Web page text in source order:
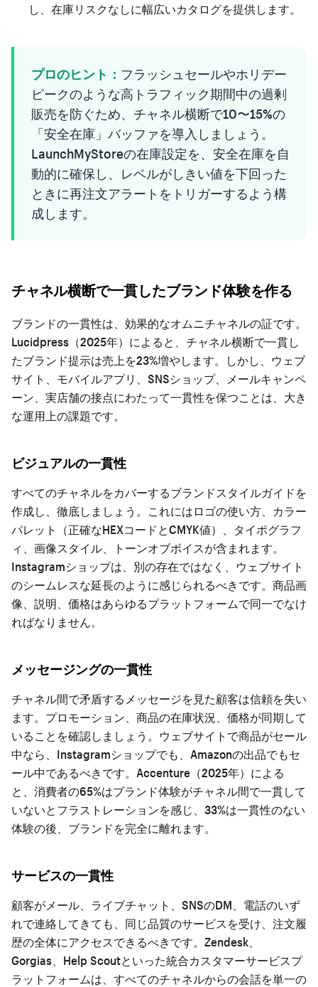
し、在庫リスクなしに幅広いカタログを提供します。
プロのヒント： フラッシュセールやホリデー
ピークのような高トラフィック期間中の過剰
販売を防ぐため、チャネル横断で10〜15%の
「安全在庫」バッファを導入しましょう。
LaunchMyStoreの在庫設定を、安全在庫を自
動的に確保し、レベルがしきい値を下回った
ときに再注文アラートをトリガーするよう構
成します。
チャネル横断で一貫したブランド体験を作る
ブランドの一貫性は、効果的なオムニチャネルの証です。
Lucidpress（2025年）によると、チャネル横断で一貫し
たブランド提示は売上を23%増やします。しかし、ウェブ
サイト、モバイルアプリ、SNSショップ、メールキャンペ
ーン、実店舗の接点にわたって一貫性を保つことは、大き
な運用上の課題です。
ビジュアルの一貫性
すべてのチャネルをカバーするブランドスタイルガイドを
作成し、徹底しましょう。これにはロゴの使い方、カラー
パレット（正確なHEXコードとCMYK値）、タイポグラフ
ィ、画像スタイル、トーンオブボイスが含まれます。
Instagramショップは、別の存在ではなく、ウェブサイト
のシームレスな延長のように感じられるべきです。商品画
像、説明、価格はあらゆるプラットフォームで同一でなけ
ればなりません。
メッセージングの一貫性
チャネル間で矛盾するメッセージを見た顧客は信頼を失い
ます。プロモーション、商品の在庫状況、価格が同期して
いることを確認しましょう。ウェブサイトで商品がセール
中なら、Instagramショップでも、Amazonの出品でもセ
ール中であるべきです。Accenture（2025年）による
と、消費者の65%はブランド体験がチャネル間で一貫して
いないとフラストレーションを感じ、33%は一貫性のない
体験の後、ブランドを完全に離れます。
サービスの一貫性
顧客がメール、ライブチャット、SNSのDM、電話のいず
れで連絡してきても、同じ品質のサービスを受け、注文履
歴の全体にアクセスできるべきです。Zendesk、
Gorgias、Help Scoutといった統合カスタマーサービスプ
ラットフォームは、すべてのチャネルからの会話を単一の